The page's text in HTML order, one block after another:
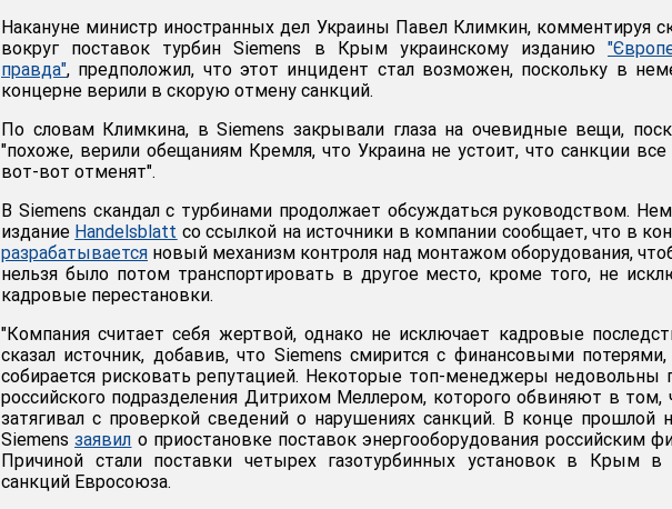
Накануне министр иностранных дел Украины Павел Климкин, комментируя
вокруг поставок турбин Siemens в Крым украинскому изданию
правда", предположил, что этот инцидент стал возможен, поскольку в
концерне верили в скорую отмену санкций.
По словам Климкина, в Siemens закрывали глаза на очевидные вещи,
"похоже, верили обещаниям Кремля, что Украина не устоит, что санкции все
вот-вот отменят".
В Siemens скандал с турбинами продолжает обсуждаться руководством.
издание Handelsblatt со ссылкой на источники в компании сообщает, что в
разрабатывается новый механизм контроля над монтажом оборудования,
нельзя было потом транспортировать в другое место, кроме того, не
кадровые перестановки.
"Компания считает себя жертвой, однако не исключает кадровые
сказал источник, добавив, что Siemens смирится с финансовыми
собирается рисковать репутацией. Некоторые топ-менеджеры недовольны
российского подразделения Дитрихом Меллером, которого обвиняют в том,
затягивал с проверкой сведений о нарушениях санкций. В конце прошлой
Siemensзаявил о приостановке поставок энергооборудования российским
Причиной стали поставки четырех газотурбинных установок в Крым в
санкций Евросоюза.